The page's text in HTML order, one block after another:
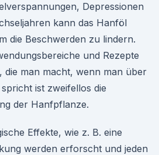
Depressionen
kann das Hanföl
die Beschwerden zu lindern.
und Rezepte
die man macht, wenn man über
ist zweifellos die
der Hanfpflanze.
Effekte, wie z. B. eine
werden erforscht und jeden